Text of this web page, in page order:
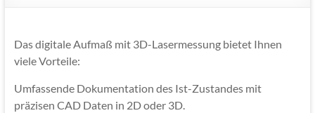
Das digitale Aufmaß mit 3D-Lasermessung bietet Ihnen
viele Vorteile:
Umfassende Dokumentation des Ist-Zustandes mit
präzisen CAD Daten in 2D oder 3D.